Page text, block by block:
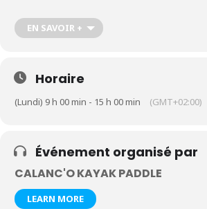
paddle.com/contact-kayak-paddle-cassis-
EN SAVOIR +
Horaire
(Lundi) 9 h 00 min - 15 h 00 min (GMT+02:00)
Événement organisé par
CALANC'O KAYAK PADDLE
LEARN MORE